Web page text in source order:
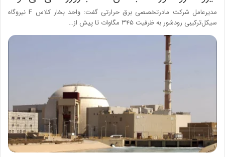
مدیرعامل شرکت مادرتخصصی برق حرارتی گفت: واحد بخار کلاس F نیروگاه
سیکل‌ترکیبی رودشور به ظرفیت ۳۴۵ مگاوات تا پیش از…